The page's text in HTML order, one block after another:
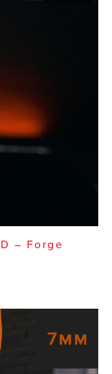
– Forge